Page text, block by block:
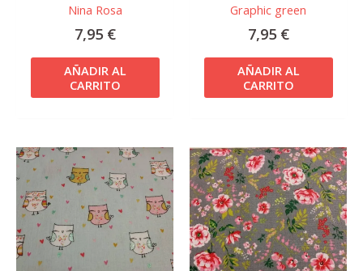
Nina Rosa
7,95 €
AÑADIR AL
CARRITO
Graphic green
7,95 €
AÑADIR AL
CARRITO